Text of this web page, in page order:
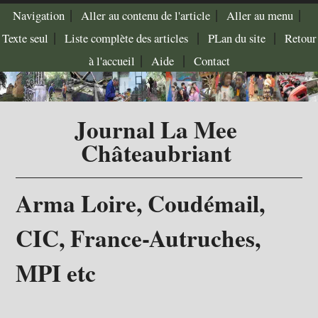
Navigation| Aller au contenu de l'article| Aller au menu|
Texte seul | Liste complète des articles| PLan du site | Retour
à l'accueil | Aide| Contact
Journal La Mee
Châteaubriant
Arma Loire, Coudémail,
CIC, France-Autruches,
MPI etc